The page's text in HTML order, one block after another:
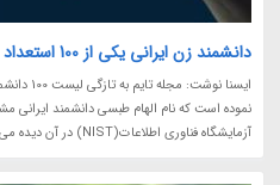
دانشمند زن ایرانی یکی از 100 استعداد برتر هوش مصنوعی دنیا
ایسنا
نموده است که نام الهام طبسی دانشمند ایرانی
آزمایشگاه فناوری اطلاعات(NIST) در آن دیده می گردد.